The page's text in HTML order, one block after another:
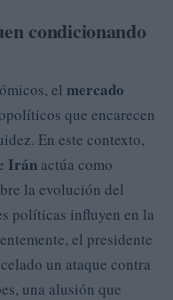
condicionando
el mercado
que encarecen
En este contexto,
Irán actúa como
la evolución del
políticas influyen en la
el presidente
un ataque contra
una alusión que